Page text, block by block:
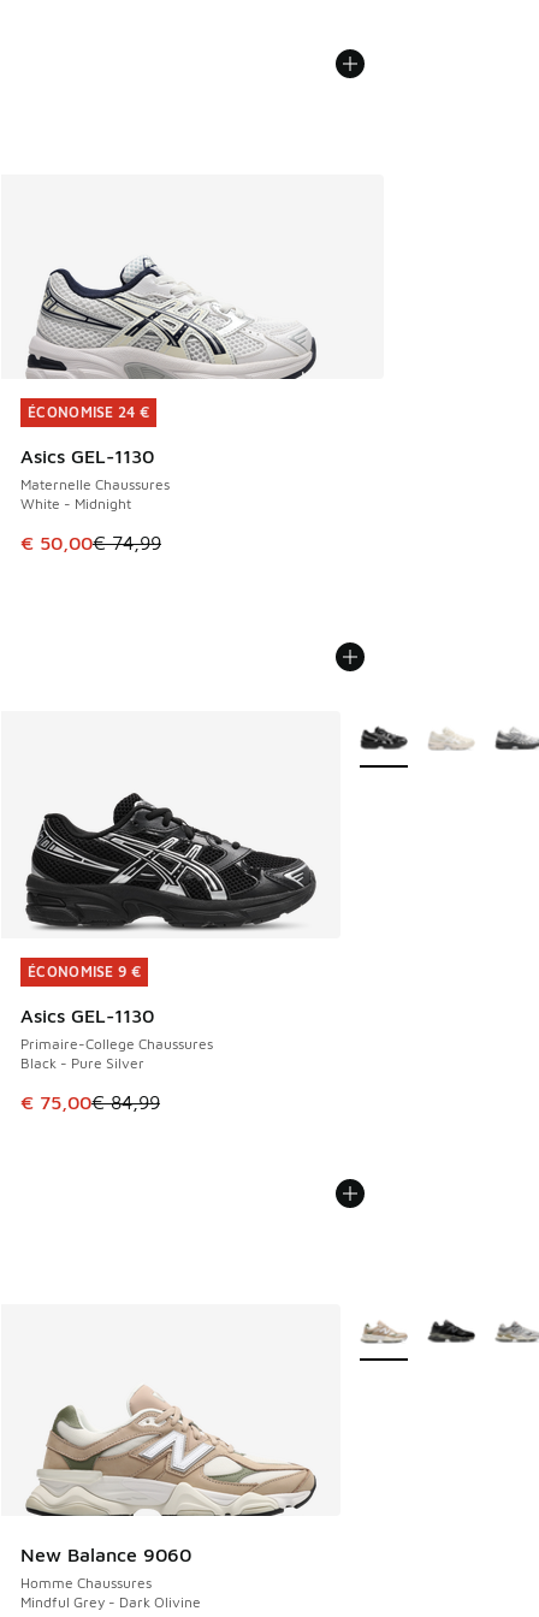
ÉCONOMISE 24 €
Asics GEL-1130
Maternelle Chaussures
White - Midnight
Cet article est en promotion. Prix en baisse de € 74,99 à
€ 50,00€ 74,99
ÉCONOMISE 24 €
ÉCONOMISE 9 €
Asics GEL-1130
Primaire-College Chaussures
Black - Pure Silver
Cet article est en promotion. Prix en baisse de € 84,99 à
€ 75,00€ 84,99
ÉCONOMISE 9 €
Plus de couleurs
New Balance 9060
Homme Chaussures
Mindful Grey - Dark Olivine
Plus de couleurs